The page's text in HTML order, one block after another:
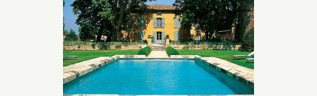
Les piscines en béton authentiques Jacques Brens se
démarquent par la noblesse des matériaux
utilisés pour garder un aspect ancien, retrouver une
patine naturelle ou créer un ornement de pierres de
taille.